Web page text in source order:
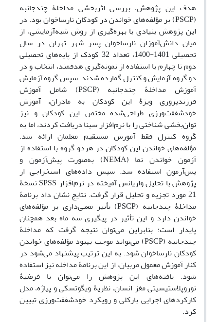
هدف این پژوهش، بررسی اثربخشی مداخلۀ چندجانبه
(PSCP) بر مؤلفه‌های خواندن در کودکان نارساخوان بود. در
این پژوهش بنیادی با بهره‌گیری از روش شبه‌آزمایشی، از
میان دانش‌آموزان نارساخوان پسر شهر تهران در سال
تحصیلی 1401-1400، تعداد 32 کودک از پایه‌های تحصیلی
دوم تا چهارم با استفاده از نمونه‌گیری هدفمند، انتخاب و در
دو گروه آزمایش و کنترل گمارده شدند. سپس گروه آزمایش
آموزش مداخلۀ چندجانبه (PSCP) شامل آموزش
فرزندپروری ویژۀ این کودکان به مادران، آموزش
خودشفقت‌ورزی طراحی‌شده مختص این کودکان و نیز
توان‌بخشی شناختی را با نرم‌افزار سینا دریافت کردند، اما به
گروه کنترل فقط آموزش مستقیم معلمان ارائه شد.
مؤلفه‌های خواندن این کودکان در هردو گروه با استفاده از
آزمون خواندن نما (NEMA) به‌صورت پیش‌آزمون و
پس‌آزمون استفاده شد. سپس داده‌های استخراجی از
پژوهش با تحلیل واریانس آمیخته در نرم‌افزار SPSS نسخۀ
21 مورد تجزیه و تحلیل قرار گرفت. نتایج نشان داد برنامۀ
مداخلۀ چندجانبه (PSCP) تأثیر معنی‌داری بر مؤلفه‌های
خواندن دارد و این تأثیر در پیگیری سه ماه بعد همچنان
پایدار است؛ بنابراین می‌توان نتیجه گرفت که مداخلۀ
چندجانبه (PSCP) می‌تواند موجب بهبود مؤلفه‌های خواندن
کودکان نارساخوان شود. به این ترتیب پیشنهاد می‌شود در
کنار آموزش معمول مربیان، از این برنامۀ مداخله نیز استفاده
شود. یافته‌های این پژوهش را می‌توان با فرضیۀ
نوروپلاستیسیتی مغز انسان، نظریۀ ویگوتسکی و پیاژه، مدل
کارکردهای اجرایی بارکلی و رویکرد خودشفقت‌ورزی تبیین
کرد.